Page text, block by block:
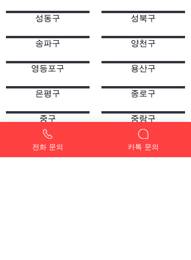
성동구
송파구
영등포구
은평구
중구
성북구
양천구
용산구
종로구
중랑구
강동구
강동
전화 문의 카톡 문의